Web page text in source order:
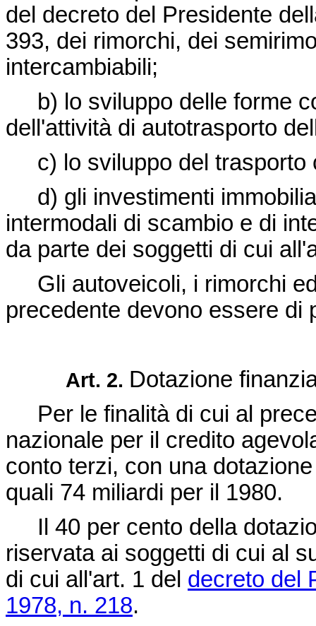
del decreto del Presidente
393, dei rimorchi, dei
intercambiabili;
b) lo sviluppo delle forme
dell'attività di autotrasporto
c) lo sviluppo del trasporto
d) gli investimenti
intermodali di scambio e di
da parte dei soggetti di cui
Gli autoveicoli, i rimorchi
precedente devono essere di
Art. 2. Dotazione
Per le finalità di cui al
nazionale per il credito
conto terzi, con una
quali 74 miliardi per il 1980.
Il 40 per cento della
riservata ai soggetti di cui al
di cui all'art. 1 del decreto del
1978, n. 218.